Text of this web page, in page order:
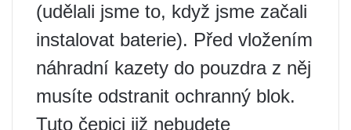
(udělali jsme to, když jsme začali
instalovat baterie). Před vložením
náhradní kazety do pouzdra z něj
musíte odstranit ochranný blok.
Tuto čepici již nebudete